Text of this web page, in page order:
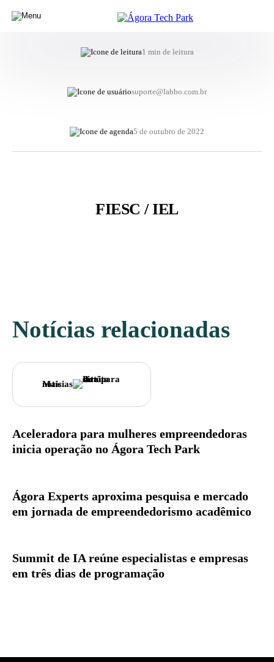
1 min de leitura
suporte@labbo.com.br
5 de outubro de 2022
FIESC / IEL
Notícias relacionadas
Mais notícias
Aceleradora para mulheres empreendedoras
inicia operação no Ágora Tech Park
Ágora Experts aproxima pesquisa e mercado
em jornada de empreendedorismo acadêmico
Summit de IA reúne especialistas e empresas
em três dias de programação